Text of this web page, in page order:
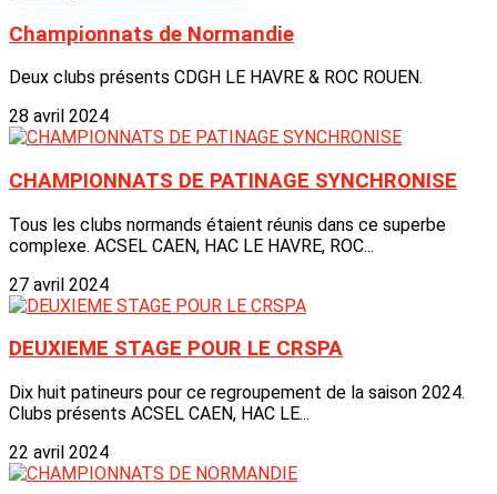
Championnats de Normandie
Deux clubs présents CDGH LE HAVRE & ROC ROUEN.
28 avril 2024
CHAMPIONNATS DE PATINAGE SYNCHRONISE
Tous les clubs normands étaient réunis dans ce superbe
complexe. ACSEL CAEN, HAC LE HAVRE, ROC...
27 avril 2024
DEUXIEME STAGE POUR LE CRSPA
Dix huit patineurs pour ce regroupement de la saison 2024.
Clubs présents ACSEL CAEN, HAC LE...
22 avril 2024